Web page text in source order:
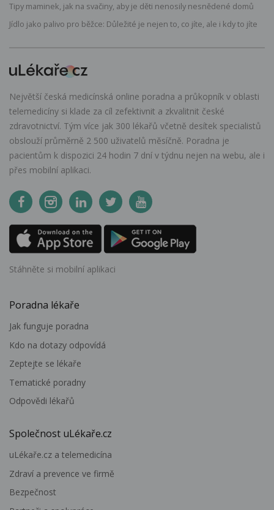
Tipy maminek, jak na svačiny, aby je děti nenosily nesnědené domů
Jídlo jako palivo pro běžce: Důležité je nejen to, co jíte, ale i kdy to jíte
Největší česká medicínská online poradna a průkopník v oblasti
telemedicíny si klade za cíl zefektivnit a zkvalitnit české
zdravotnictví. Tým více jak 300 lékařů včetně desítek specialistů
obslouží průměrně 2 500 uživatelů měsíčně. Poradna je
pacientům k dispozici 24 hodin 7 dní v týdnu nejen na webu, ale i
přes mobilní aplikaci.
Stáhněte si mobilní aplikaci
Poradna lékaře
Jak funguje poradna
Kdo na dotazy odpovídá
Zeptejte se lékaře
Tematické poradny
Odpovědi lékařů
Společnost uLékaře.cz
uLékaře.cz a telemedicína
Zdraví a prevence ve firmě
Bezpečnost